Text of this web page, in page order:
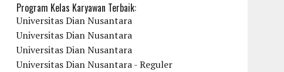
Program Kelas Karyawan Terbaik:
Universitas Dian Nusantara
Universitas Dian Nusantara
Universitas Dian Nusantara
Universitas Dian Nusantara - Reguler